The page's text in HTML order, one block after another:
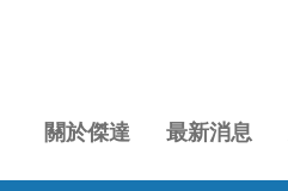
關於傑達 最新消息